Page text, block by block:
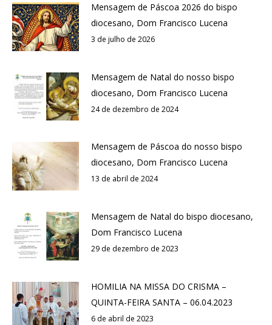
Mensagem de Páscoa 2026 do bispo
diocesano, Dom Francisco Lucena
3 de julho de 2026
Mensagem de Natal do nosso bispo
diocesano, Dom Francisco Lucena
24 de dezembro de 2024
Mensagem de Páscoa do nosso bispo
diocesano, Dom Francisco Lucena
13 de abril de 2024
Mensagem de Natal do bispo diocesano,
Dom Francisco Lucena
29 de dezembro de 2023
HOMILIA NA MISSA DO CRISMA –
QUINTA-FEIRA SANTA – 06.04.2023
6 de abril de 2023